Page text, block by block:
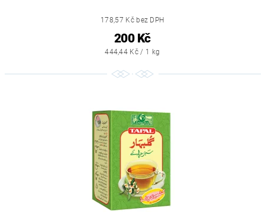
178,57 Kč bez DPH
200 Kč
444,44 Kč / 1 kg